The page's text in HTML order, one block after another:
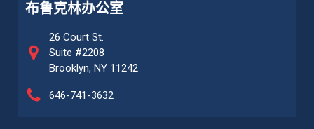
布鲁克林办公室
26 Court St.
Suite #2208
Brooklyn, NY 11242
646-741-3632